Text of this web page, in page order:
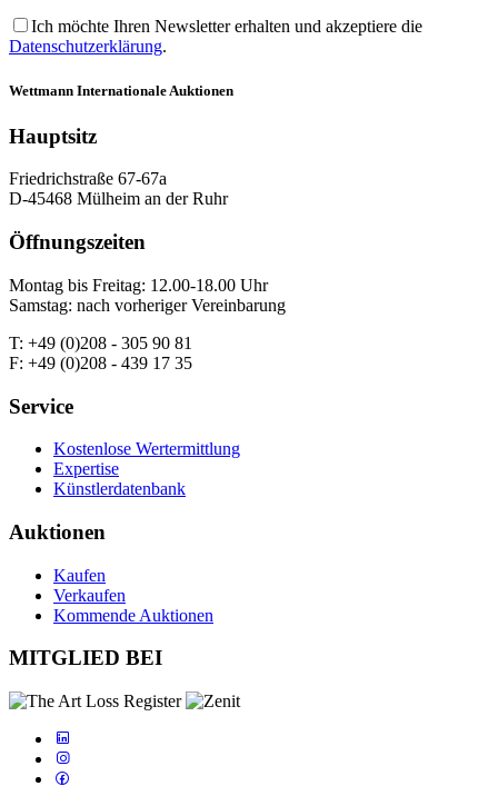
Ich möchte Ihren Newsletter erhalten und akzeptiere die
Datenschutzerklärung.
Wettmann Internationale Auktionen
Hauptsitz
Friedrichstraße 67-67a
D-45468 Mülheim an der Ruhr
Öffnungszeiten
Montag bis Freitag: 12.00-18.00 Uhr
Samstag: nach vorheriger Vereinbarung
T: +49 (0)208 - 305 90 81
F: +49 (0)208 - 439 17 35
Service
Kostenlose Wertermittlung
Expertise
Künstlerdatenbank
Auktionen
Kaufen
Verkaufen
Kommende Auktionen
MITGLIED BEI